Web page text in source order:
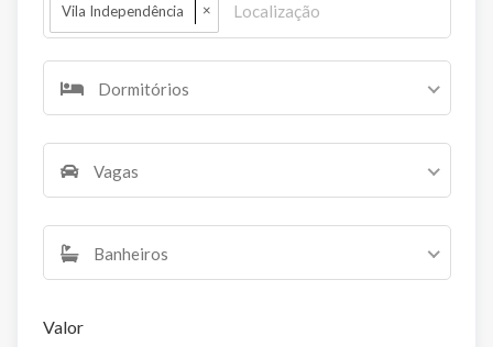
Vila Independência ×
Dormitórios
Vagas
Banheiros
Valor